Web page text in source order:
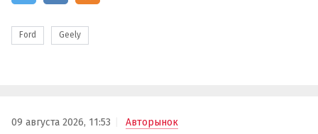
Ford Geely
09 августа 2026, 11:53 Авторынок